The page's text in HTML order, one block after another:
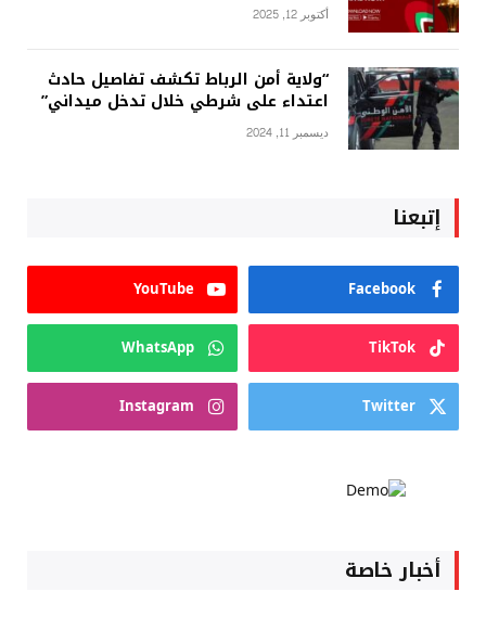
أكتوبر 12, 2025
“ولاية أمن الرباط تكشف تفاصيل حادث
اعتداء على شرطي خلال تدخل ميداني”
ديسمبر 11, 2024
إتبعنا
Facebook
YouTube
TikTok
WhatsApp
Twitter
Instagram
أخبار خاصة